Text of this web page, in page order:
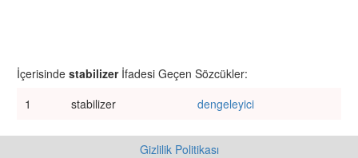
İçerisinde stabilizer İfadesi Geçen Sözcükler:
1
stabilizer dengeleyici
Gizlilik Politikası